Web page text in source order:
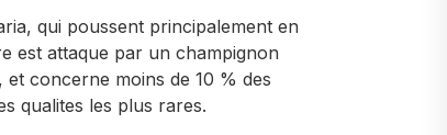
qui poussent principalement en
est attaque par un champignon
concerne moins de 10 % des
qualites les plus rares.